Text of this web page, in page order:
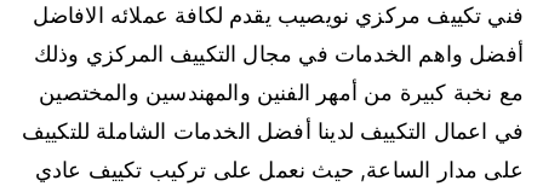
فني تكييف مركزي نويصيب يقدم لكافة عملائه الافاضل
أفضل واهم الخدمات في مجال التكييف المركزي وذلك
مع نخبة كبيرة من أمهر الفنين والمهندسين والمختصين
في اعمال التكييف لدينا أفضل الخدمات الشاملة للتكييف
على مدار الساعة, حيث نعمل على تركيب تكييف عادي